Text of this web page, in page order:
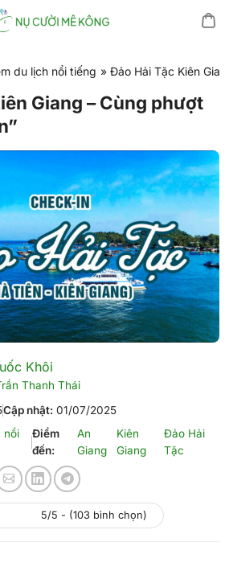
du lịch nổi tiếng » Đảo Hải Tặc Kiên
Giang – Cùng phượt
Khôi
Thanh Thái
Cập nhật: 01/07/2025
nổi
Điểm
đến:
An
Giang
Kiên
Giang
Đảo Hải
Tặc
5/5 - (103 bình chọn)